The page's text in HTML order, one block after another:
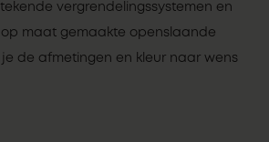
vergrendelingssystemen en
op maat gemaakte openslaande
de afmetingen en kleur naar wens